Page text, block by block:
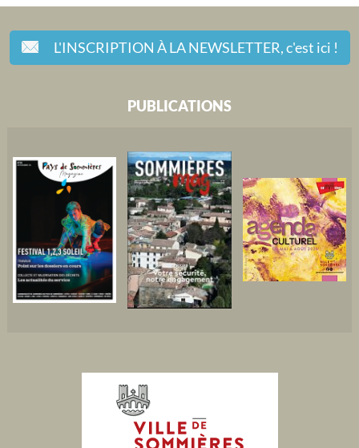
L'INSCRIPTION À LA NEWSLETTER,c'est ici !
PUBLICATIONS